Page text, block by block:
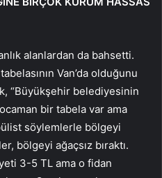
alanlardan da bahsetti.
Van’da olduğunu
“Büyükşehir belediyesinin
bir tabela var ama
söylemlerle bölgeyi
bölgeyi ağaçsız bıraktı.
3-5 TL ama o fidan